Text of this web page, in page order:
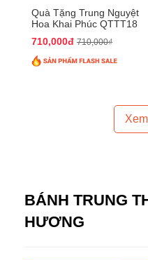
Quà Tặng Trung Nguyệt
Hoa Khai Phúc QTTT18
710,000đ 710,000₫
BÁNH TRUNG
HƯƠNG